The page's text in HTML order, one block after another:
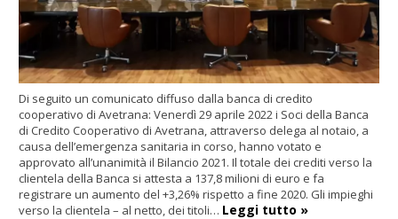
Di seguito un comunicato diffuso dalla banca di credito
cooperativo di Avetrana: Venerdì 29 aprile 2022 i Soci della Banca
di Credito Cooperativo di Avetrana, attraverso delega al notaio, a
causa dell’emergenza sanitaria in corso, hanno votato e
approvato all’unanimità il Bilancio 2021. Il totale dei crediti verso la
clientela della Banca si attesta a 137,8 milioni di euro e fa
registrare un aumento del +3,26% rispetto a fine 2020. Gli impieghi
verso la clientela – al netto, dei titoli… Leggi tutto »